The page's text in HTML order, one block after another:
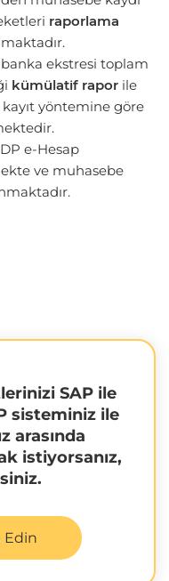
raporlama
ekstresi toplam
kümülatif rapor ile
yöntemine göre
e-Hesap
ve muhasebe
SAP ile
sisteminiz ile
arasında
istiyorsanız,
Edin